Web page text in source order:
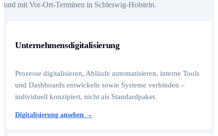
und mit Vor-Ort-Terminen in Schleswig-Holstein.
Unternehmensdigitalisierung
Prozesse digitalisieren, Abläufe automatisieren, interne Tools
und Dashboards entwickeln sowie Systeme verbinden –
individuell konzipiert, nicht als Standardpaket.
Digitalisierung ansehen →